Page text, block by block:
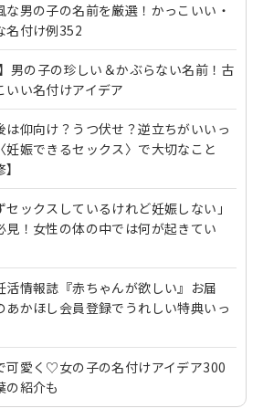
な男の子の名前を厳選！かっこいい・
名付け例352
男の子の珍しい＆かぶらない名前！古
いい名付けアイデア
は仰向け？うつ伏せ？逆立ちがいいっ
妊娠できるセックス〉で大切なこと
セックスしているけれど妊娠しない」
見！女性の体の中では何が起きてい
活情報誌『赤ちゃんが欲しい』お届
あかほし会員登録でうれしい特典いっ
可愛く♡女の子の名付けアイデア300
の紹介も